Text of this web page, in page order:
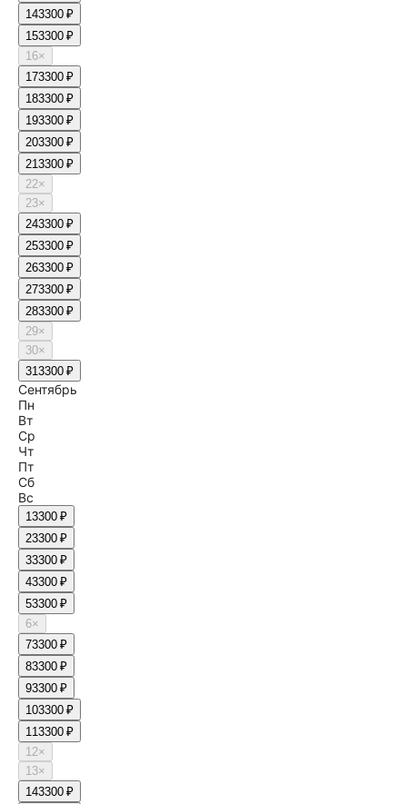
143300 ₽
153300 ₽
16×
173300 ₽
183300 ₽
193300 ₽
203300 ₽
213300 ₽
22×
23×
243300 ₽
253300 ₽
263300 ₽
273300 ₽
283300 ₽
29×
30×
313300 ₽
Сентябрь
Пн
Вт
Ср
Чт
Пт
Сб
Вс
13300 ₽
23300 ₽
33300 ₽
43300 ₽
53300 ₽
6×
73300 ₽
83300 ₽
93300 ₽
103300 ₽
113300 ₽
12×
13×
143300 ₽